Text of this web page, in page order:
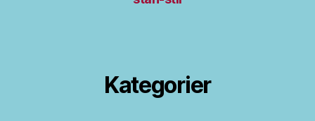
Kategorier